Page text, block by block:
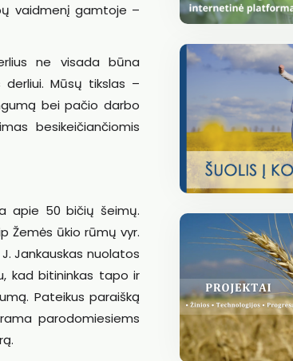
vaidmenį gamtoje –
ne visada būna
derliui. Mūsų tikslas –
bei pačio darbo
besikeičiančiomis
apie 50 bičių šeimų.
Žemės ūkio rūmų vyr.
Jankauskas nuolatos
kad bitininkas tapo ir
Pateikus paraišką
parodomiesiems